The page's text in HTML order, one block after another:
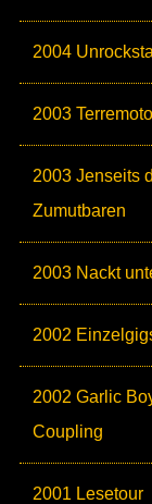
2004
2003
2003 Jenseits
Zumutbaren
2003 Nackt
2002
2002 Garlic
Coupling
2001 Lesetour